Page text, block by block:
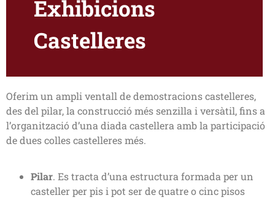
Exhibicions
Castelleres
Oferim un ampli ventall de demostracions castelleres,
des del pilar, la construcció més senzilla i versàtil, fins a
l’organització d’una diada castellera amb la participació
de dues colles castelleres més.
Pilar. Es tracta d’una estructura formada per un
casteller per pis i pot ser de quatre o cinc pisos